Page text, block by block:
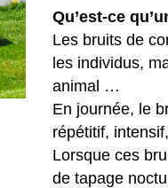
Qu’est-ce
Les bruits de
les individus,
animal …
En journée, le
répétitif,
Lorsque ces
de tapage